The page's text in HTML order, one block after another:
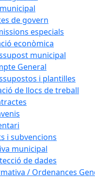
de govern
especials
econòmica
municipal
General
i plantilles
de llocs de treball
i subvencions
municipal
de dades
/ Ordenances